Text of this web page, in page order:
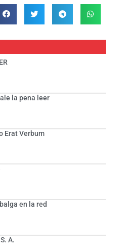
la pena leer
Erat Verbum
en la red
A.